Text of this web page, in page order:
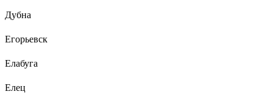
Дубна
Егорьевск
Елабуга
Елец